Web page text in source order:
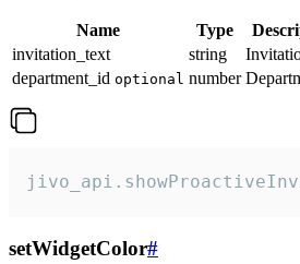
Name Type
invitation_text
string
department_id optional number
setWidgetColor#